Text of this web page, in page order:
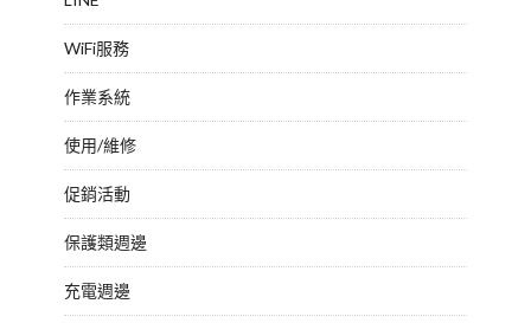
WiFi服務
作業系統
使用/維修
促銷活動
保護類週邊
充電週邊